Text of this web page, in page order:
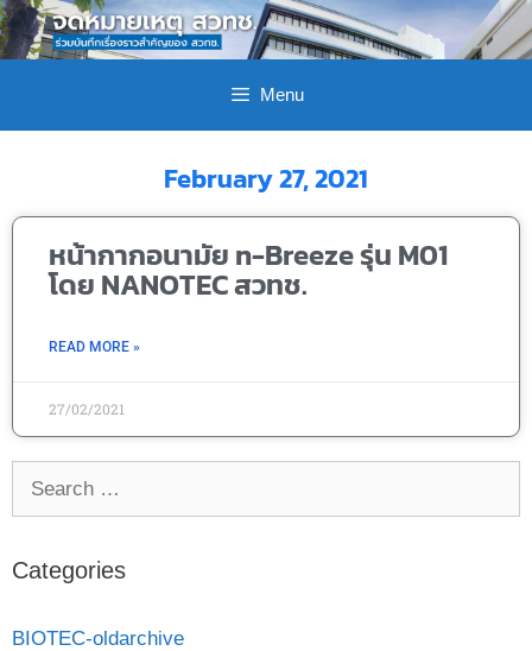
Menu
February 27, 2021
หน้ากากอนามัย n-Breeze รุ่น M01
โดย NANOTEC สวทช.
READ MORE »
27/02/2021
Categories
BIOTEC-oldarchive